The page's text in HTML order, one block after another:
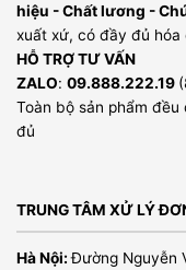
hiệu - Chất lương -
xuất xứ, có đầy đủ hóa
HỖ TRỢ TƯ VẤN
ZALO: 09.888.222.19
Toàn bộ sản phẩm
đủ
TRUNG TÂM XỬ LÝ
Hà Nội:Đường Nguyễn